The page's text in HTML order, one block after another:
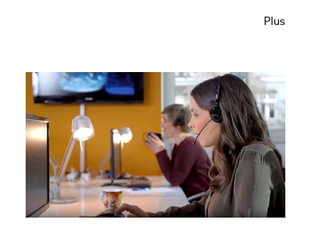
d'appel essaie d'établir le contact avec la victime.
L'appelant n'a besoin de fournir aucune autre
information pour que la chaîne de sauvetage soit
activée. Aussi unique que BMW : la
communication avec la victime et l'assistance sont
réalisées par le client dans la langue choisie. Par
conséquent, les questions importantes initiales
peuvent être clarifiées avant même que les
services d'urgence n'arrivent.
Plus